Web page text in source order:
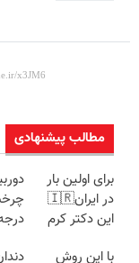
مطالب پیشنهادی
برای اولین بار
در ایران🇮🇷
این دکتر کرم
با این روش